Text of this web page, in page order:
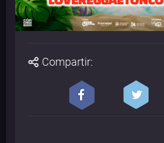
Compartir: